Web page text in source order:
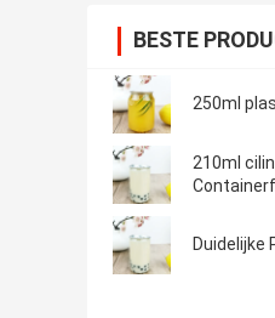
BESTE
250ml
210ml
Duidelijke